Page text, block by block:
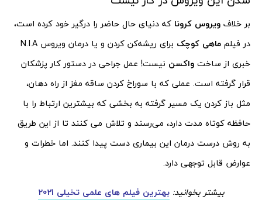
بر خلاف ویروس کرونا که دنیای حال حاضر را درگیر خود کرده است،
در فیلم ماهی کوچک
برای ریشه‌کن کردن و یا درمان ویروس N.I.A
خبری از ساخت واکسن نیست! عمل جراحی در دستور کار پزشکان
قرار گرفته است. عملی که با سوراخ کردن ساقه مغز از راه دهان،
مثل باز کردن یک مسیر گرفته به بخشی که بیشترین ارتباط را با
حافظه کوتاه مدت دارد، می‌رسند و تلاش می کنند تا از این طریق
به روش درست درمان این بیماری دست پیدا کنند. اما خطرات و
عوارض قابل توجهی دارد.
بیشتر بخوانید: بهترین فیلم های علمی تخیلی 2021